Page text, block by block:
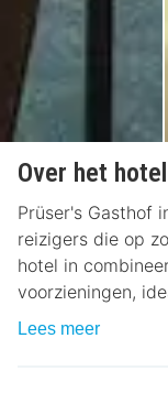
Over het hotel
Prüser's Gasthof
reizigers die op
hotel in
voorzieningen,
Lees meer